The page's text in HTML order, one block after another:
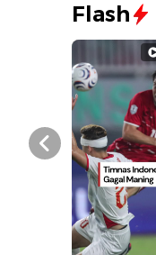
Flash
Prev